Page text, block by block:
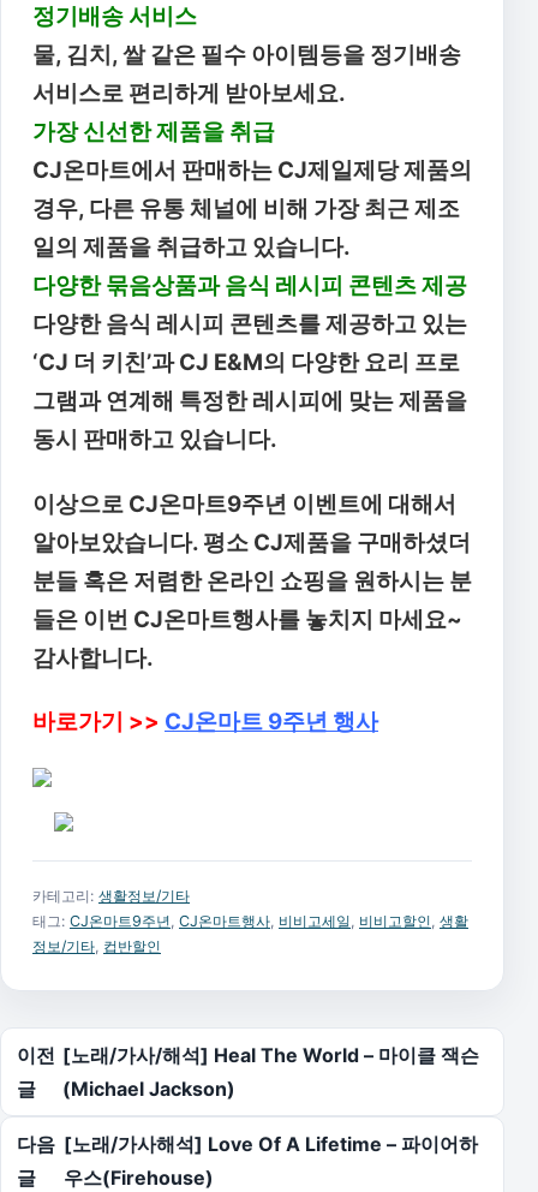
정기배송 서비스
물, 김치, 쌀 같은 필수 아이템등을 정기배송
서비스로 편리하게 받아보세요.
가장 신선한 제품을 취급
CJ온마트에서 판매하는 CJ제일제당 제품의
경우, 다른 유통 체널에 비해 가장 최근 제조
일의 제품을 취급하고 있습니다.
다양한 묶음상품과 음식 레시피 콘텐츠 제공
다양한 음식 레시피 콘텐츠를 제공하고 있는
‘CJ 더 키친’과 CJ E&M의 다양한 요리 프로
그램과 연계해 특정한 레시피에 맞는 제품을
동시 판매하고 있습니다.
이상으로 CJ온마트9주년 이벤트에 대해서
알아보았습니다. 평소 CJ제품을 구매하셨더
분들 혹은 저렴한 온라인 쇼핑을 원하시는 분
들은 이번 CJ온마트행사를 놓치지 마세요~
감사합니다.
바로가기 >> CJ온마트 9주년 행사
카테고리: 생활정보/기타
태그: CJ온마트9주년, CJ온마트행사, 비비고세일, 비비고할인, 생활
정보/기타, 컵반할인
글 탐색
이전
글
[노래/가사/해석] Heal The World – 마이클 잭슨
(Michael Jackson)
다음
글
[노래/가사해석] Love Of A Lifetime – 파이어하
우스(Firehouse)